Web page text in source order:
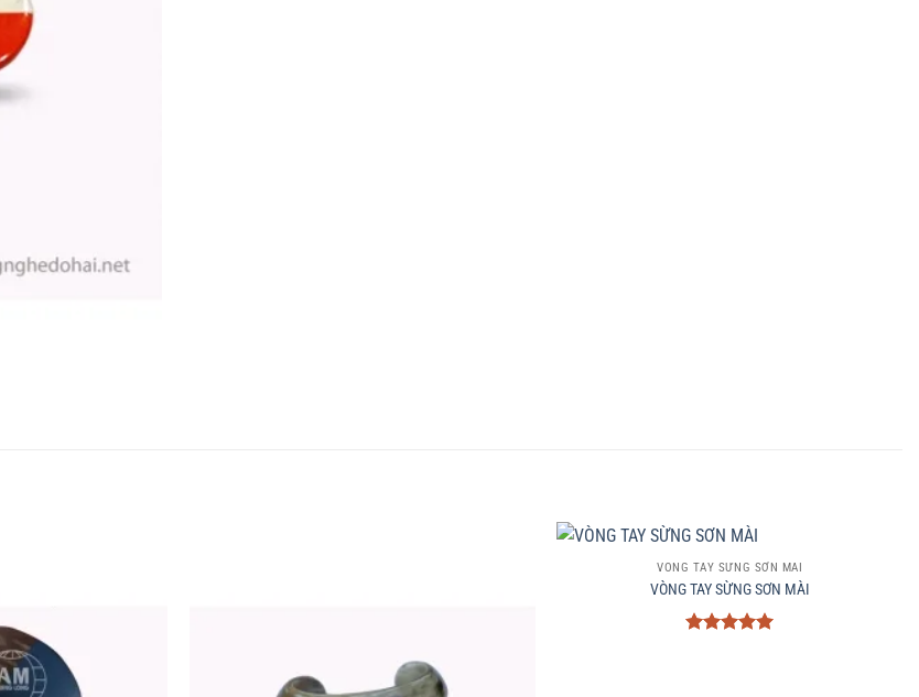
+
VÒNG TAY SỪNG SƠN MÀI
VÒNG TAY SỪNG SƠN MÀI